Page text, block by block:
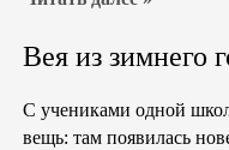
Вея из зимнего
С учениками одной
вещь: там появилась